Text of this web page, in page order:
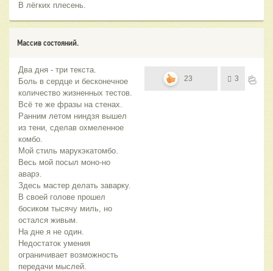
В лёгких плесень.
Массив состояний.
Два дня - три текста.
Боль в сердце и бесконечное
количество жизненных тестов.
Всё те же фразы на стенах.
Ранним летом ниндзя вышел
из тени, сделав охмеленное
комбо.
Мой стиль марукэкатомбо.
Весь мой посыл моно-но
аварэ.
Здесь мастер делать заварку.
В своей голове прошел
босиком тысячу миль, но
остался живым.
На дне я не один.
Недостаток умения
ограничивает возможность
передачи мыслей.
23 3